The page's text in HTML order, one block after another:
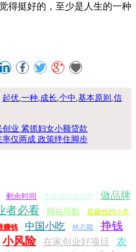
得挺好的，至少是人生的一种
起伏 ,一种 成长 ,个中 ,基本原则 ,信
业 紧抓妇女小额贷款
仅两成 政策绊住脚步
剩余时间 李嘉诚创业故事
做品牌
者必看 网站导航
最赚钱的小本
赚钱 中国小吃 林志颖
挣钱
小风险 在家创业好项目
农